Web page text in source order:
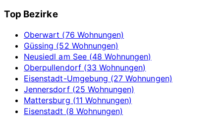
Top Bezirke
Oberwart (76 Wohnungen)
Güssing (52 Wohnungen)
Neusiedl am See (48 Wohnungen)
Oberpullendorf (33 Wohnungen)
Eisenstadt-Umgebung (27 Wohnungen)
Jennersdorf (25 Wohnungen)
Mattersburg (11 Wohnungen)
Eisenstadt (8 Wohnungen)